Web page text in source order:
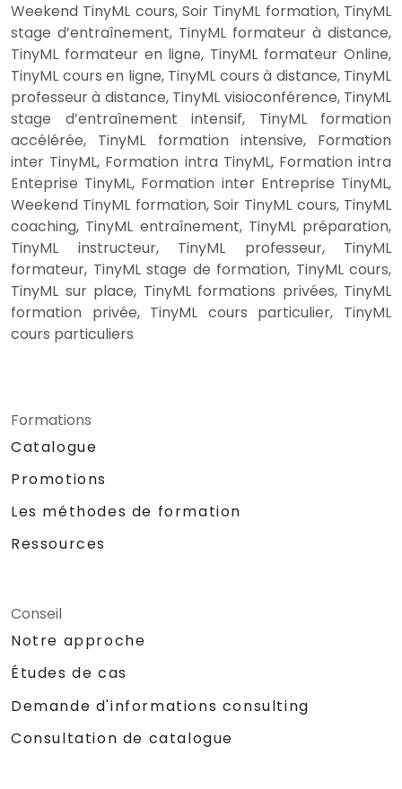
Weekend TinyML cours, Soir TinyML formation, TinyML
stage d’entraînement, TinyML formateur à distance,
TinyML formateur en ligne, TinyML formateur Online,
TinyML cours en ligne, TinyML cours à distance, TinyML
professeur à distance, TinyML visioconférence, TinyML
stage d’entraînement intensif, TinyML formation
accélérée, TinyML formation intensive, Formation
inter TinyML, Formation intra TinyML, Formation intra
Enteprise TinyML, Formation inter Entreprise TinyML,
Weekend TinyML formation, Soir TinyML cours, TinyML
coaching, TinyML entraînement, TinyML préparation,
TinyML instructeur, TinyML professeur, TinyML
formateur, TinyML stage de formation, TinyML cours,
TinyML sur place, TinyML formations privées, TinyML
formation privée, TinyML cours particulier, TinyML
cours particuliers
Formations
Catalogue
Promotions
Les méthodes de formation
Ressources
Conseil
Notre approche
Études de cas
Demande d'informations consulting
Consultation de catalogue